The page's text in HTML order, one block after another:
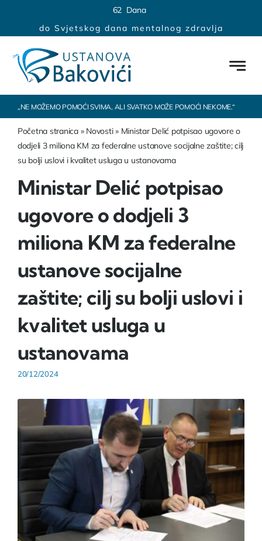
62 Dana
do Svjetskog dana mentalnog zdravlja
„NE MOŽEMO POMOĆI SVIMA, ALI SVATKO MOŽE POMOĆI NEKOME.“
Početna stranica» Novosti» Ministar Delić potpisao ugovore o
dodjeli 3 miliona KM za federalne ustanove socijalne zaštite; cilj
su bolji uslovi i kvalitet usluga u ustanovama
Ministar Delić potpisao
ugovore o dodjeli 3
miliona KM za federalne
ustanove socijalne
zaštite; cilj su bolji uslovi i
kvalitet usluga u
ustanovama
20/12/2024